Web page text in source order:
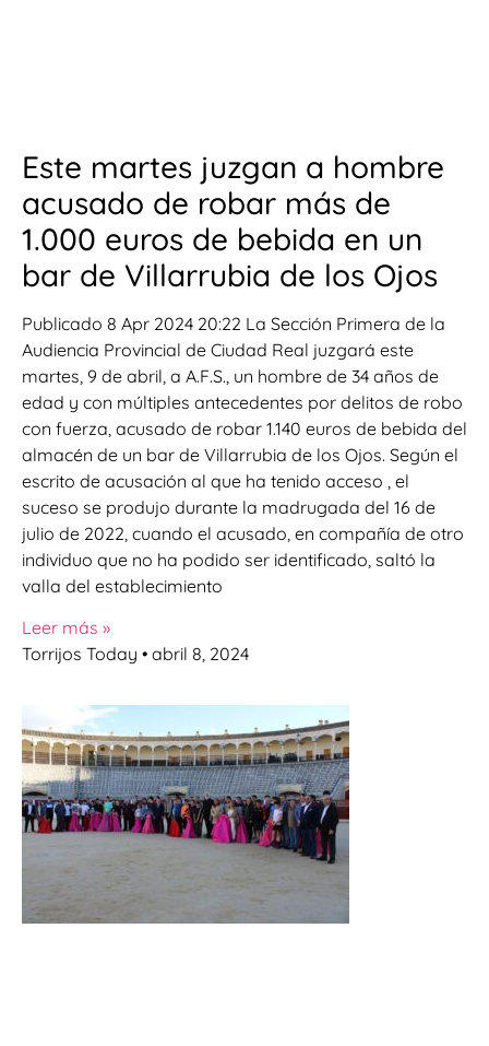
Este martes juzgan a hombre
acusado de robar más de
1.000 euros de bebida en un
bar de Villarrubia de los Ojos
Publicado 8 Apr 2024 20:22 La Sección Primera de la
Audiencia Provincial de Ciudad Real juzgará este
martes, 9 de abril, a A.F.S., un hombre de 34 años de
edad y con múltiples antecedentes por delitos de robo
con fuerza, acusado de robar 1.140 euros de bebida del
almacén de un bar de Villarrubia de los Ojos. Según el
escrito de acusación al que ha tenido acceso , el
suceso se produjo durante la madrugada del 16 de
julio de 2022, cuando el acusado, en compañía de otro
individuo que no ha podido ser identificado, saltó la
valla del establecimiento
Leer más »
Torrijos Today
abril 8, 2024